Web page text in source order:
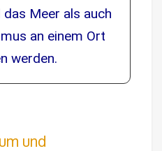
Meer als auch
an einem Ort
werden.
und